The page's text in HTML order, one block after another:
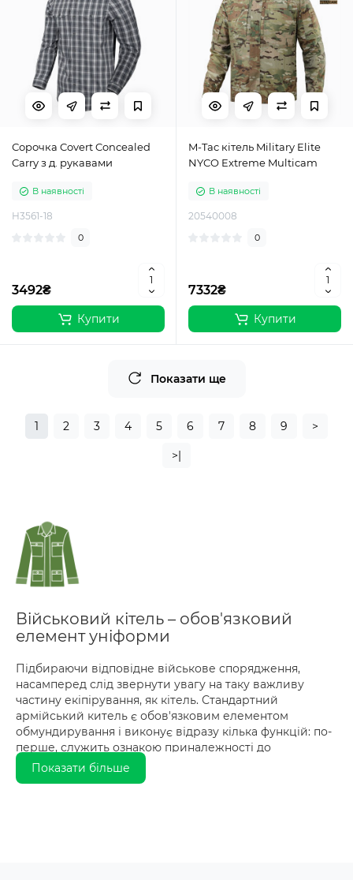
Сорочка Covert Concealed
Carry з д. рукавами
В наявності
H3561-18
0
3492₴
Купити
M-Tac кітель Military Elite
NYCO Extreme Multicam
В наявності
20540008
0
7332₴
Купити
Показати ще
1 2 3 4 5 6 7 8 9 >
>|
Військовий кітель – обов'язковий
елемент уніформи
Підбираючи відповідне військове спорядження,
насамперед слід звернути увагу на таку важливу
частину екіпірування, як кітель. Стандартний
армійський китель є обов'язковим елементом
обмундирування і виконує відразу кілька функцій: по-
перше, служить ознакою приналежності до
військових підрозділів або спеціальних служб, по-
друге, забезпечує захист від зовнішніх несприятливих
Показати більше